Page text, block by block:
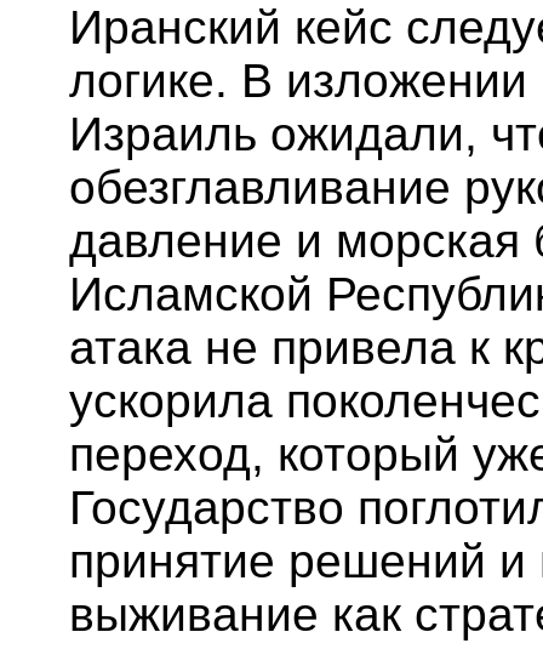
Иранский кейс
логике. В
Израиль ожидали,
обезглавливание
давление и морская
Исламской
атака не привела к
ускорила
переход, который
Государство
принятие решений и
выживание как